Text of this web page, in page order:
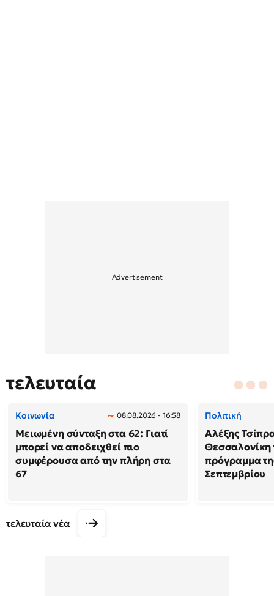
τελευταία
Κοινωνία 08.08.2026 - 16:58
Μειωμένη σύνταξη στα 62: Γιατί
μπορεί να αποδειχθεί πιο
συμφέρουσα από την πλήρη στα
67
Πολιτική
Αλέξης
Θεσσαλονίκη
πρόγραμμα
Σεπτεμβρίου
τελευταία νέα